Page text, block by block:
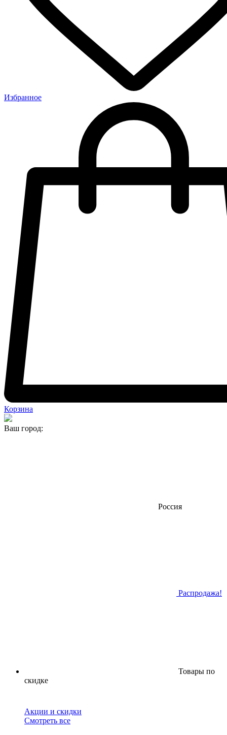
Избранное
Корзина
Ваш город:
Россия
Распродажа!
Товары по
скидке
Акции и скидки
Смотреть все